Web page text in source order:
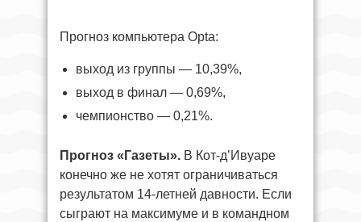
Прогноз компьютера Opta:
выход из группы — 10,39%,
выход в финал — 0,69%,
чемпионство — 0,21%.
Прогноз «Газеты». В Кот-д’Ивуаре
конечно же не хотят ограничиваться
результатом 14-летней давности. Если
сыграют на максимуме и в командном